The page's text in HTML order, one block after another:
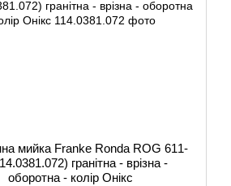
мийка Franke Ronda ROG 611-
гранітна - врізна -
оборотна - колір Онікс